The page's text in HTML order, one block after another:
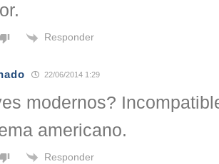
Responder
22/06/2014 1:29
modernos?
americano.
Responder